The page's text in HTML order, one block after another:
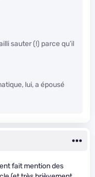
sauter (!) parce qu’il
lui, a épousé
fait mention des